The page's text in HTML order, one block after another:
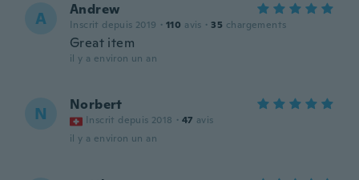
A Andrew
Inscrit depuis 2019 · 110 avis · 35 chargements
Great item
il y a environ un an
N Norbert
Inscrit depuis 2018 · 47 avis
il y a environ un an